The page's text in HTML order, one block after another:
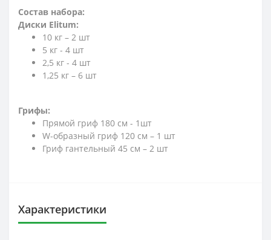
Состав набора:
Диски Elitum:
10 кг – 2 шт
5 кг - 4 шт
2,5 кг - 4 шт
1,25 кг – 6 шт
Грифы:
Прямой гриф 180 см - 1шт
W-образный гриф 120 см – 1 шт
Гриф гантельный 45 см – 2 шт
Характеристики